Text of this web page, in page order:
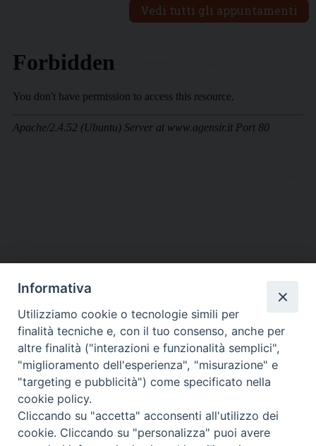
Vedi tutti gli appuntamenti
DIOCESI SUBURBICARIA DI ALBANO
Contatti:Tel.: 06.93268401 - Fax.: 06.9323844
E-mail:curia@diocesidialbano.it
Orari: dal Lunedì al Venerdì Ore: 9:00 - 13:00
Lunedì, Mercoledì e Venerdì, Ore 9:30 - 12:30
Informativa
Utilizziamo cookie o tecnologie simili per
finalità tecniche e, con il tuo consenso, anche per
altre finalità ("interazioni e funzionalità semplici",
"miglioramento dell'esperienza", "misurazione" e
"targeting e pubblicità") come specificato nella
cookie policy.
Cliccando su "accetta" acconsenti all'utilizzo dei
cookie. Cliccando su "personalizza" puoi avere